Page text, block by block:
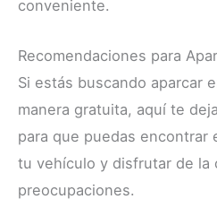
conveniente.
Recomendaciones para
Si estás buscando aparcar
manera gratuita, aquí te
para que puedas encontrar
tu vehículo y disfrutar de la
preocupaciones.